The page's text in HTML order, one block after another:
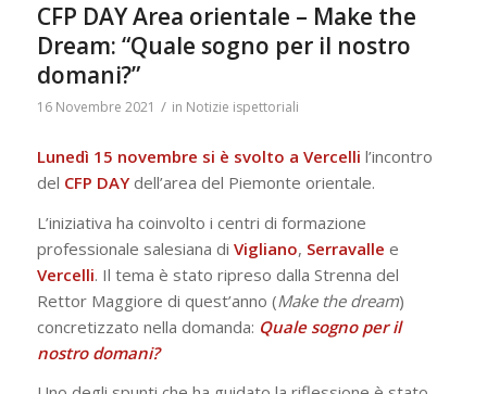
CFP DAY Area orientale – Make the
Dream: “Quale sogno per il nostro
domani?”
16 Novembre 2021 / in Notizie ispettoriali
Lunedì 15 novembre si è svolto a Vercelli l’incontro
del CFP DAYdell’area del Piemonte orientale.
L’iniziativa ha coinvolto i centri di formazione
professionale salesiana di Vigliano, Serravalle e
Vercelli. Il tema è stato ripreso dalla Strenna del
Rettor Maggiore di quest’anno (Make the dream)
concretizzato nella domanda: Quale sogno per il
nostro domani?